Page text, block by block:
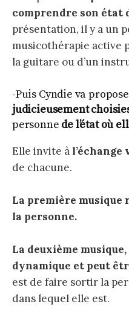
comprendre son état
présentation, il y a un
musicothérapie active
la guitare ou d’un
-Puis Cyndie va
judicieusement
personne de l’état où
Elle invite à l’échange
de chacune.
La première musique
la personne.
La deuxième
dynamique et peut
est de faire sortir la
dans lequel elle est.